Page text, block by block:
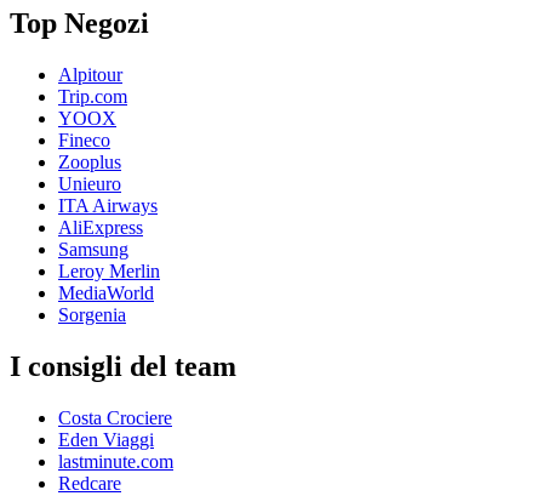
Top Negozi
Alpitour
Trip.com
YOOX
Fineco
Zooplus
Unieuro
ITA Airways
AliExpress
Samsung
Leroy Merlin
MediaWorld
Sorgenia
I consigli del team
Costa Crociere
Eden Viaggi
lastminute.com
Redcare